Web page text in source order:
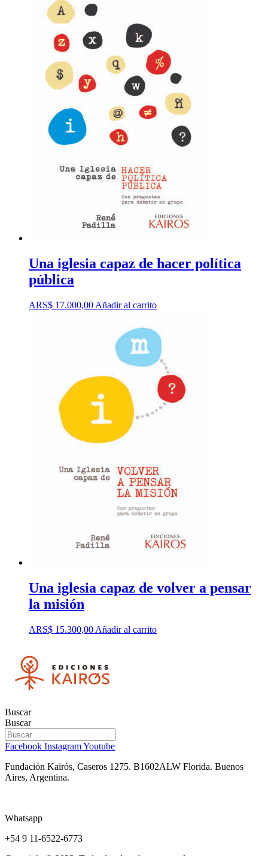
Una iglesia capaz de hacer política
pública
ARS$ 17.000,00 Añadir al carrito
Una iglesia capaz de volver a pensar
la misión
ARS$ 15.300,00 Añadir al carrito
Buscar
Buscar
Facebook InstagramYoutube
Fundación Kairós, Caseros 1275. B1602ALW Florida. Buenos
Aires, Argentina.
Whatsapp
+54 9 11-6522-6773